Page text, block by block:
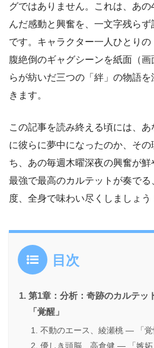
グではありません。これは、あ
んだ感動と興奮を、一文字残ら
です。キャラクター一人ひとり
腹絶倒のギャグシーンを紙面（
らが紡いだ三つの「絆」の物語
きます。
この記事を読み終える頃には、
に彼らに夢中になったのか、そ
ち、あの毎週木曜深夜の興奮が鮮
最強で最高のカルテットが奏で
度、全身で味わい尽くしましょう
目次
第1章：分析：奇跡のカルテッ
「覚醒」
不動のエース、綾瀬桃 ― 「
優しき頭脳、高倉健 ― 「嫉